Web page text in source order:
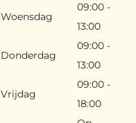
Woensdag
09:00 -
13:00
Donderdag
09:00 -
13:00
Vrijdag
09:00 -
18:00